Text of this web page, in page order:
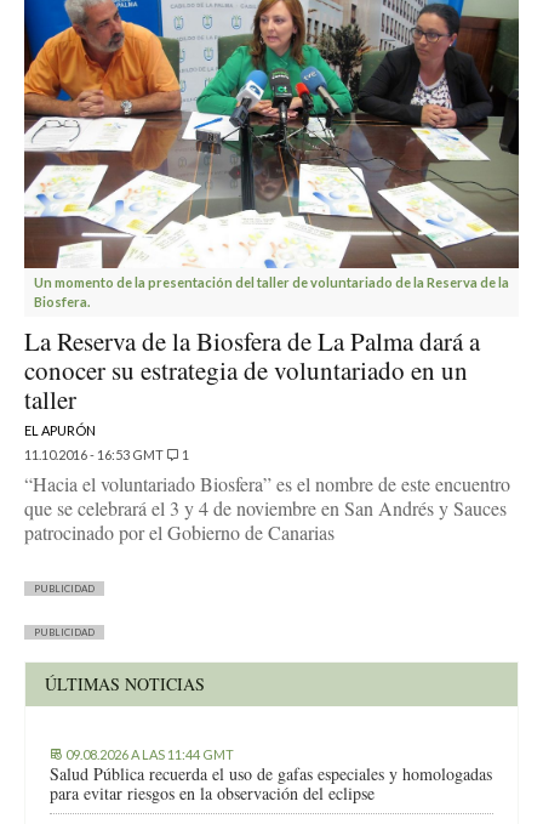
Un momento de la presentación del taller de voluntariado de la Reserva de la
Biosfera.
La Reserva de la Biosfera de La Palma dará a
conocer su estrategia de voluntariado en un
taller
EL APURÓN
11.10.2016 - 16:53 GMT
1
“Hacia el voluntariado Biosfera” es el nombre de este encuentro
que se celebrará el 3 y 4 de noviembre en San Andrés y Sauces
patrocinado por el Gobierno de Canarias
PUBLICIDAD
PUBLICIDAD
ÚLTIMAS NOTICIAS
09.08.2026 A LAS 11:44 GMT
Salud Pública recuerda el uso de gafas especiales y homologadas
para evitar riesgos en la observación del eclipse